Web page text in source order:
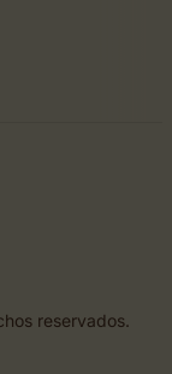
reservados.